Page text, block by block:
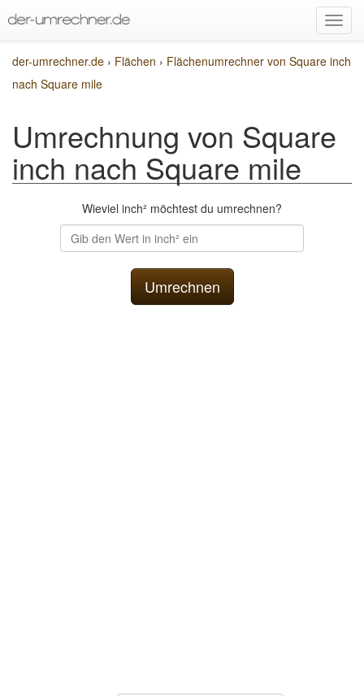
der-umrechner.de › Flächen › Flächenumrechner von Square inch
nach Square mile
Umrechnung von Square
inch nach Square mile
Wieviel inch² möchtest du umrechnen?